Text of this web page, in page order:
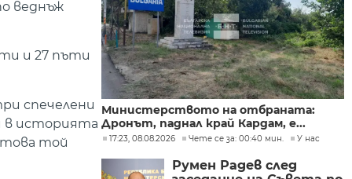
веднъж
и 27 пъти
спечелени
в историята
това той
Министерството на отбраната:
Дронът, паднал край Кардам, е...
17:23, 08.08.2026 Чете се за: 00:40 мин. У нас
Румен Радев след